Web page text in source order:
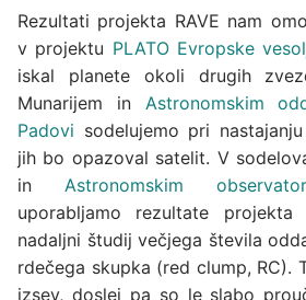
Rezultati projekta RAVE nam
v projektu PLATO Evropske
iskal planete okoli drugih
Munarijem in Astronomskim
Padovi sodelujemo pri
jih bo opazoval satelit. V
in Astronomskim
uporabljamo rezultate
nadaljni študij večjega števila
rdečega skupka (red clump, RC).
izsev, doslej pa so le slabo